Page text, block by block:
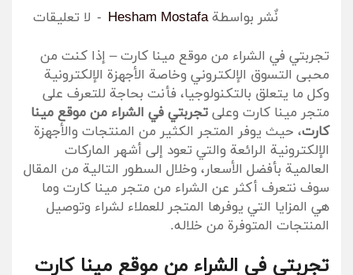
نٌشر بواسطةHesham Mostafa لا تعليقات
تجربتي في الشراء من موقع مينا كارت – إذا كنت من
محبى التسوق الإلكتروني وخاصة الأجهزة الإلكترونية
وكل ما يتعلق بالتكنولوجيا، فأنت بحاجة للتعرف على
متجر مينا كارت وعلى تجربتي في الشراء من موقع مينا
كارت، حيث يوفر المتجر الكثير من المنتجات والأجهزة
الإلكترونية الرائعة والتي تعود إلى أشهر الماركات
العالمية بأفضل الأسعار، وخلال السطور التالية من المقال
سوف نتعرف أكثر عن الشراء من متجر مينا كارت وما
هي المزايا التي يوفرها المتجر للعملاء لشراء وتوصيل
المنتجات المتوفرة من خلاله.
تجربتي في الشراء من موقع مينا كارت